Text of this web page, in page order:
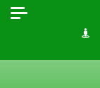
Skip